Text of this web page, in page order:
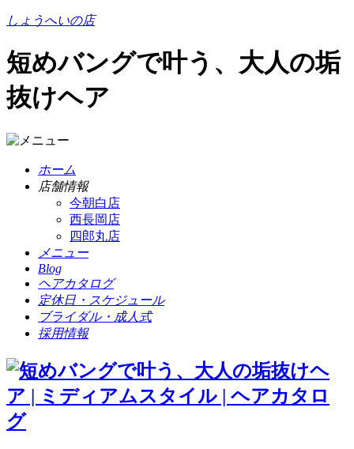
しょうへいの店
短めバングで叶う、大人の垢
抜けヘア
ホーム
店舗情報
今朝白店
西長岡店
四郎丸店
メニュー
Blog
ヘアカタログ
定休日・スケジュール
ブライダル・成人式
採用情報